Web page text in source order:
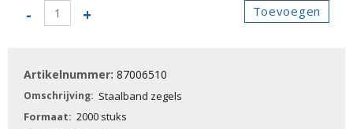
-
87006500
aantal
+ Toevoegen
87006510
Staalband zegels
2000 stuks